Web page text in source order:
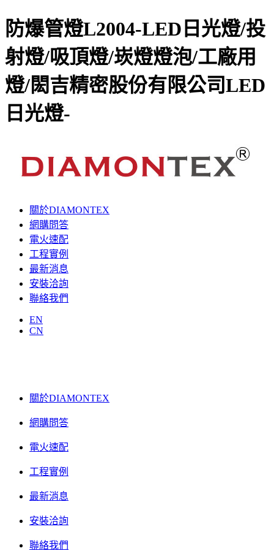
防爆管燈L2004-LED日光燈/投
射燈/吸頂燈/崁燈燈泡/工廠用
燈/閎吉精密股份有限公司LED
日光燈-
關於DIAMONTEX
網購問答
電火速配
工程實例
最新消息
安裝洽詢
聯絡我們
EN
CN
關於DIAMONTEX
網購問答
電火速配
工程實例
最新消息
安裝洽詢
聯絡我們